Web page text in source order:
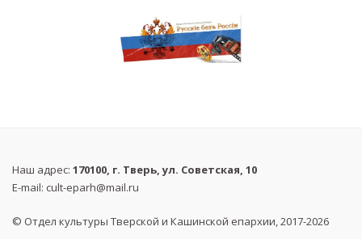
Наш адрес: 170100, г. Тверь, ул. Советская, 10
E-mail: cult-eparh@mail.ru
© Отдел культуры Тверской и Кашинской епархии, 2017-2026